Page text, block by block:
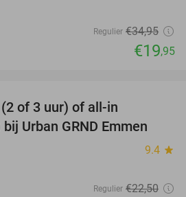
Regulier €34,95
€19,95
of 3 uur) of all-in
Urban GRND Emmen
9.4 star
Regulier €22,50